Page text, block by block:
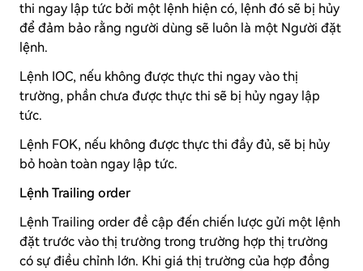
thi ngay lập tức bởi một lệnh hiện có, lệnh đó sẽ bị hủy
để đảm bảo rằng người dùng sẽ luôn là một Người đặt
lệnh.
Lệnh IOC, nếu không được thực thi ngay vào thị
trường, phần chưa được thực thi sẽ bị hủy ngay lập
tức.
Lệnh FOK, nếu không được thực thi đầy đủ, sẽ bị hủy
bỏ hoàn toàn ngay lập tức.
Lệnh Trailing order
Lệnh Trailing order đề cập đến chiến lược gửi một lệnh
đặt trước vào thị trường trong trường hợp thị trường
có sự điều chỉnh lớn. Khi giá thị trường của hợp đồng